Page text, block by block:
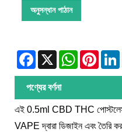
অনুসন্ধান পাঠান
Facebook
X WhatsApp
পণ্যের বর্ণনা
এই 0.5ml CBD THC
VAPE দ্বারা ডিজাইন এবং তৈরি